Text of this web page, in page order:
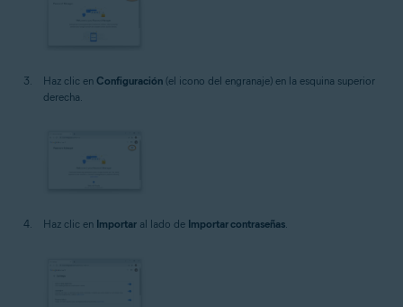
Haz clic en Configuración (el icono del engranaje) en la esquina superior
derecha.
Haz clic en Importar al lado de Importar contraseñas.